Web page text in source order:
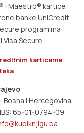
i Maestro® kartice
banke UniCredit
programima
Secure.
karticama
Bosna i Hercegovina
65-01-0794-09